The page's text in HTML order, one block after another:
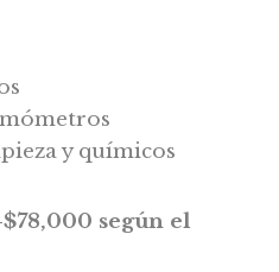
y químicos
según el